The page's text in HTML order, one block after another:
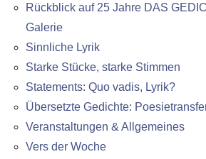
Rückblick auf 25 Jahre DAS
Galerie
Sinnliche Lyrik
Starke Stücke, starke Stimmen
Statements: Quo vadis, Lyrik?
Übersetzte Gedichte:
Veranstaltungen & Allgemeines
Vers der Woche